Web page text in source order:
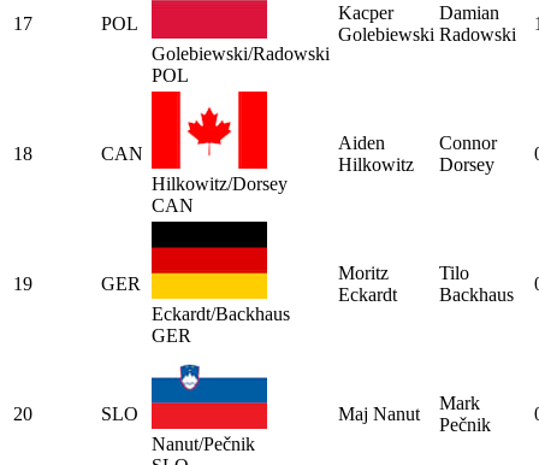
17
POL
Golebiewski/Radowski
POL
Kacper
Golebiewski
Damian
Radowski
18
CAN
Hilkowitz/Dorsey
CAN
Aiden
Hilkowitz
Connor
Dorsey
19
GER
Eckardt/Backhaus
GER
Moritz
Eckardt
Tilo
Backhaus
20
SLO
Nanut/Pečnik
Maj Nanut
Mark
Pečnik